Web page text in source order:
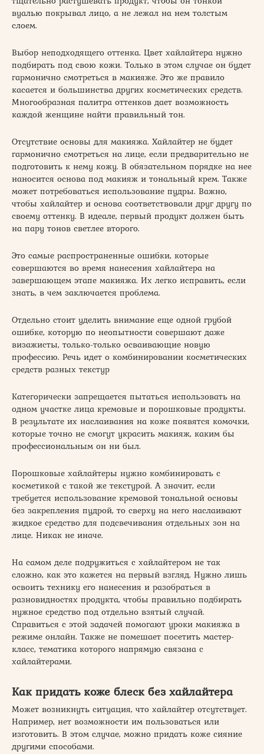
вуалью покрывал лицо, а не лежал на нем толстым
слоем.
Выбор неподходящего оттенка. Цвет хайлайтера нужно
подбирать под свою кожи. Только в этом случае он будет
гармонично смотреться в макияже. Это же правило
касается и большинства других косметических средств.
Многообразная палитра оттенков дает возможность
каждой женщине найти правильный тон.
Отсутствие основы для макияжа. Хайлайтер не будет
гармонично смотреться на лице, если предварительно не
подготовить к нему кожу. В обязательном порядке на нее
наносится основа под макияж и тональный крем. Также
может потребоваться использование пудры. Важно,
чтобы хайлайтер и основа соответствовали друг другу по
своему оттенку. В идеале, первый продукт должен быть
на пару тонов светлее второго.
Это самые распространенные ошибки, которые
совершаются во время нанесения хайлайтера на
завершающем этапе макияжа. Их легко исправить, если
знать, в чем заключается проблема.
Отдельно стоит уделить внимание еще одной грубой
ошибке, которую по неопытности совершают даже
визажисты, только-только осваивающие новую
профессию. Речь идет о комбинировании косметических
средств разных текстур
Категорически запрещается пытаться использовать на
одном участке лица кремовые и порошковые продукты.
В результате их наслаивания на коже появятся комочки,
которые точно не смогут украсить макияж, каким бы
профессиональным он ни был.
Порошковые хайлайтеры нужно комбинировать с
косметикой с такой же текстурой. А значит, если
требуется использование кремовой тональной основы
без закрепления пудрой, то сверху на него наслаивают
жидкое средство для подсвечивания отдельных зон на
лице. Никак не иначе.
На самом деле подружиться с хайлайтером не так
сложно, как это кажется на первый взгляд. Нужно лишь
освоить технику его нанесения и разобраться в
разновидностях продукта, чтобы правильно подбирать
нужное средство под отдельно взятый случай.
Справиться с этой задачей помогают уроки макияжа в
режиме онлайн. Также не помешает посетить мастер-
класс, тематика которого напрямую связана с
хайлайтерами.
Как придать коже блеск без хайлайтера
Может возникнуть ситуация, что хайлайтер отсутствует.
Например, нет возможности им пользоваться или
изготовить. В этом случае, можно придать коже сияние
другими способами.